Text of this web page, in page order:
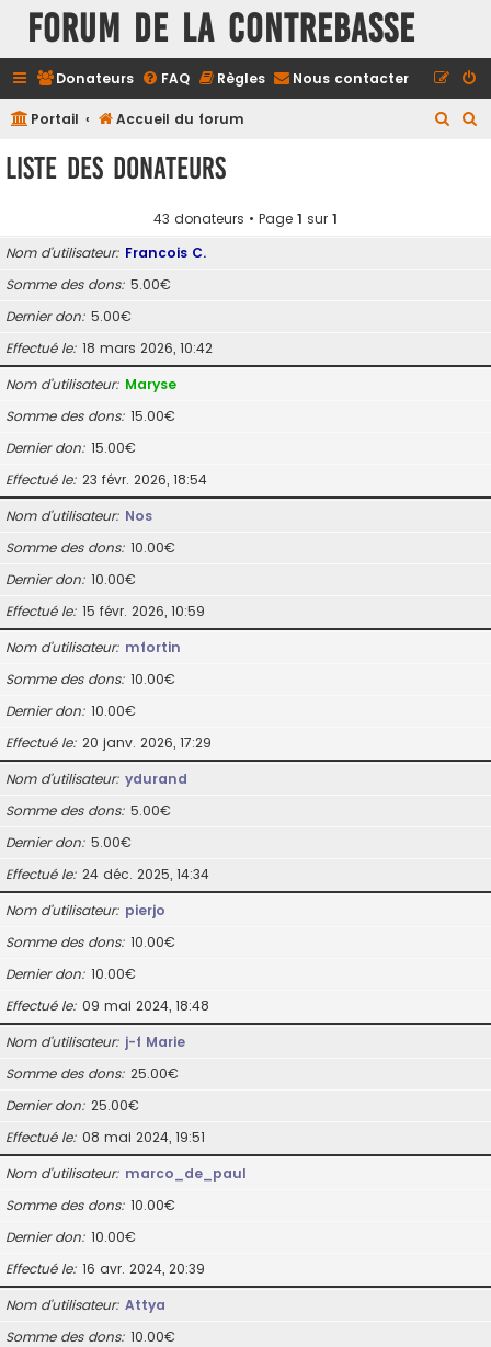
FORUM DE LA CONTREBASSE
Donateurs FAQ Règles Nous contacter
Portail Accueil du forum
Liste des donateurs
43 donateurs • Page 1 sur 1
Nom d’utilisateur Francois C.
Somme des dons 5.00€
Dernier don 5.00€
Effectué le 18 mars 2026, 10:42
Nom d’utilisateur Maryse
Somme des dons 15.00€
Dernier don 15.00€
Effectué le 23 févr. 2026, 18:54
Nom d’utilisateur Nos
Somme des dons 10.00€
Dernier don 10.00€
Effectué le 15 févr. 2026, 10:59
Nom d’utilisateur mfortin
Somme des dons 10.00€
Dernier don 10.00€
Effectué le 20 janv. 2026, 17:29
Nom d’utilisateur ydurand
Somme des dons 5.00€
Dernier don 5.00€
Effectué le 24 déc. 2025, 14:34
Nom d’utilisateur pierjo
Somme des dons 10.00€
Dernier don 10.00€
Effectué le 09 mai 2024, 18:48
Nom d’utilisateur j-f Marie
Somme des dons 25.00€
Dernier don 25.00€
Effectué le 08 mai 2024, 19:51
Nom d’utilisateur marco_de_paul
Somme des dons 10.00€
Dernier don 10.00€
Effectué le 16 avr. 2024, 20:39
Nom d’utilisateur Attya
Somme des dons 10.00€